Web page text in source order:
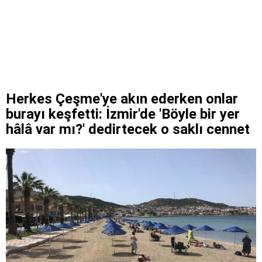
Herkes Çeşme'ye akın ederken onlar
burayı keşfetti: İzmir'de 'Böyle bir yer
hâlâ var mı?' dedirtecek o saklı cennet